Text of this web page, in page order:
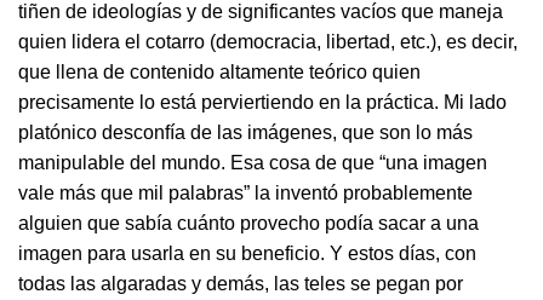
tiñen de ideologías y de significantes vacíos que maneja
quien lidera el cotarro (democracia, libertad, etc.), es decir,
que llena de contenido altamente teórico quien
precisamente lo está perviertiendo en la práctica. Mi lado
platónico desconfía de las imágenes, que son lo más
manipulable del mundo. Esa cosa de que “una imagen
vale más que mil palabras” la inventó probablemente
alguien que sabía cuánto provecho podía sacar a una
imagen para usarla en su beneficio. Y estos días, con
todas las algaradas y demás, las teles se pegan por